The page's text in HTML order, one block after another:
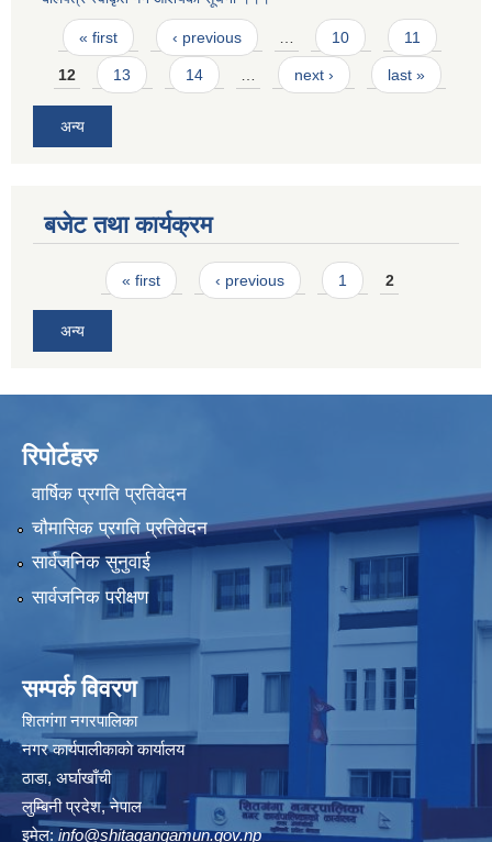
Pages
« first ‹ previous … 10 11
12 13 14 … next › last »
अन्य
बजेट तथा कार्यक्रम
Pages« first ‹ previous 1 2
अन्य
रिपोर्टहरु
वार्षिक प्रगति प्रतिवेदन
चौमासिक प्रगति प्रतिवेदन
सार्वजनिक सुनुवाई
सार्वजनिक परीक्षण
सम्पर्क विवरण
शितगंगा नगरपालिका
नगर कार्यपालीकाकाे कार्यालय
ठाडा, अर्घाखाँची
लुम्बिनी प्रदेश, नेपाल
इमेल: info@shitagangamun.gov.np